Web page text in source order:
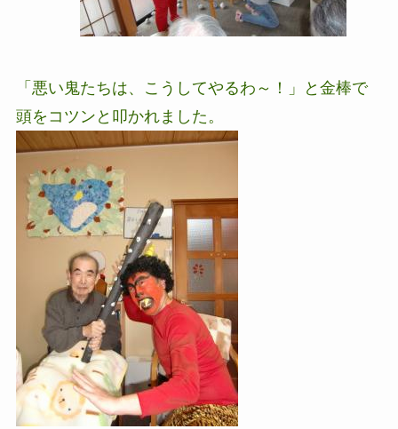
「悪い鬼たちは、こうしてやるわ～！」と金棒で
頭をコツンと叩かれました。